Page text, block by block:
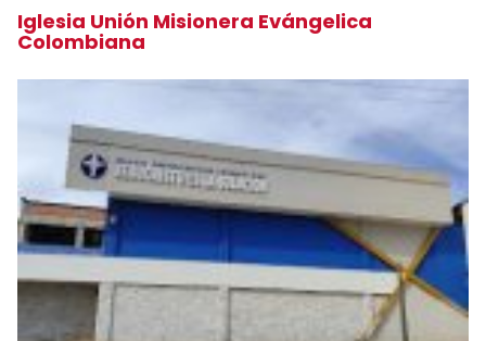
Iglesia Unión Misionera Evángelica
Colombiana